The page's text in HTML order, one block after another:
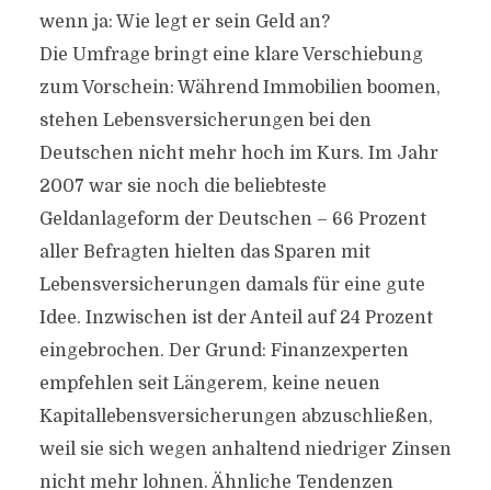
wenn ja: Wie legt er sein Geld an?
Die Umfrage bringt eine klare Verschiebung
zum Vorschein: Während Immobilien boomen,
stehen Lebensversicherungen bei den
Deutschen nicht mehr hoch im Kurs. Im Jahr
2007 war sie noch die beliebteste
Geldanlageform der Deutschen – 66 Prozent
aller Befragten hielten das Sparen mit
Lebensversicherungen damals für eine gute
Idee. Inzwischen ist der Anteil auf 24 Prozent
eingebrochen. Der Grund: Finanzexperten
empfehlen seit Längerem, keine neuen
Kapitallebensversicherungen abzuschließen,
weil sie sich wegen anhaltend niedriger Zinsen
nicht mehr lohnen. Ähnliche Tendenzen